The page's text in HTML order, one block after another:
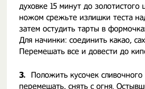
духовке 15 минут до золотистого
ножом срежьте излишки теста
затем остудить тарты в
Для начинки: соединить какао,
Перемешать все и довести до
3.
Положить кусочек сливочного
перемешать, снять с огня.